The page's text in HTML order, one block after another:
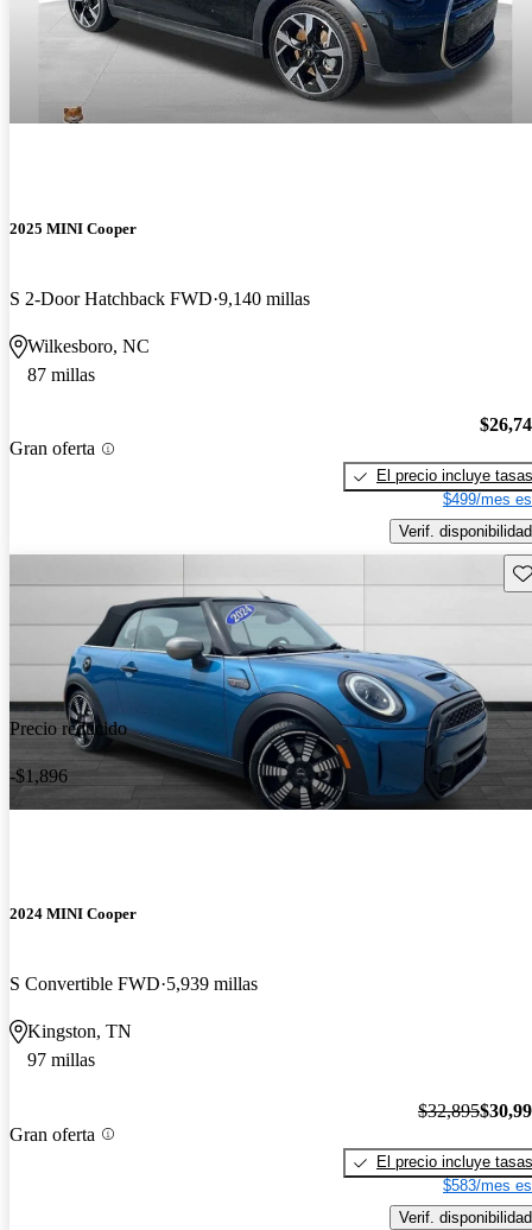
2025 MINI Cooper
S 2-Door Hatchback FWD 9,140 millas
Wilkesboro, NC
87 millas
Gran oferta
El precio incluye tasas
$499/mes
Verif. disponibilidad
Precio reducido
-$1,896
2024 MINI Cooper
S Convertible FWD 5,939 millas
Kingston, TN
97 millas
Gran oferta
$32,895
El precio incluye tasas
$583/mes
Verif. disponibilidad